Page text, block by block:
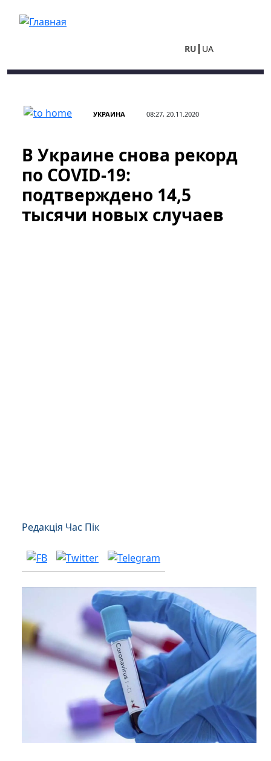
RU UA
УКРАИНА 08:27, 20.11.2020
В Украине снова рекорд
по COVID-19:
подтверждено 14,5
тысячи новых случаев
Редакція Час Пік